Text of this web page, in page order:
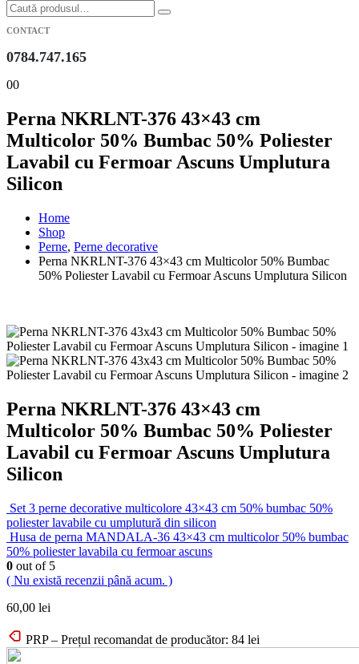
CONTACT
0784.747.165
00
Perna NKRLNT-376 43×43 cm
Multicolor 50% Bumbac 50% Poliester
Lavabil cu Fermoar Ascuns Umplutura
Silicon
Home
Shop
Perne, Perne decorative
Perna NKRLNT-376 43×43 cm Multicolor 50% Bumbac
50% Poliester Lavabil cu Fermoar Ascuns Umplutura Silicon
Perna NKRLNT-376 43×43 cm
Multicolor 50% Bumbac 50% Poliester
Lavabil cu Fermoar Ascuns Umplutura
Silicon
Set 3 perne decorative multicolore 43×43 cm 50% bumbac 50%
poliester lavabile cu umplutură din silicon
Husa de perna MANDALA-36 43×43 cm multicolor 50% bumbac
50% poliester lavabila cu fermoar ascuns
0 out of 5
( Nu există recenzii până acum. )
60,00 lei
PRP – Prețul recomandat de producător: 84 lei